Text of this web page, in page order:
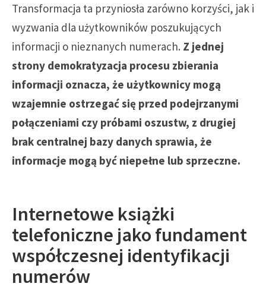
Transformacja ta przyniosła zarówno korzyści, jak i
wyzwania dla użytkowników poszukujących
informacji o nieznanych numerach. Z jednej
strony demokratyzacja procesu zbierania
informacji oznacza, że użytkownicy mogą
wzajemnie ostrzegać się przed podejrzanymi
połączeniami czy próbami oszustw, z drugiej
brak centralnej bazy danych sprawia, że
informacje mogą być niepełne lub sprzeczne.
Internetowe książki
telefoniczne jako fundament
współczesnej identyfikacji
numerów